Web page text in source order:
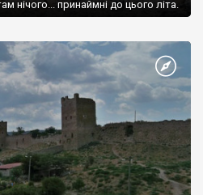
нічого... принаймні до цього літа.